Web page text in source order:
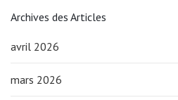
Archives des Articles
avril 2026
mars 2026